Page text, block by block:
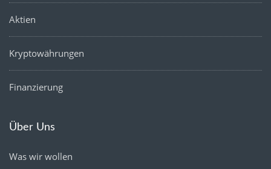
Aktien
Kryptowährungen
Finanzierung
Über Uns
Was wir wollen